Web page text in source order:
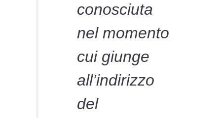
conosciuta
nel momento
cui giunge
all’indirizzo
del